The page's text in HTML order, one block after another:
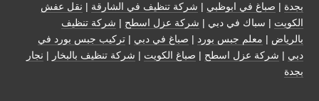
بجدة | صباغ في ابوظبي | شركة تنظيف في الشارقة | نقل عفش
الكويت | سباك في دبي | شركة عزل اسطح | شركة تنظيف
بالرياض | معلم جبس بورد | صباغ في دبي | تركيب جبس بورد في
دبي | شركة عزل اسطح | صباغ الكويت | شركة تنظيف بالبخار | نجار
بجدة